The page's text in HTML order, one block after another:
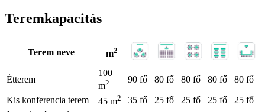
Teremkapacitás
Terem neve m2
Étterem
100
m2 90 fő 80 fő 80 fő 80 fő 80 fő
Kis konferencia terem 45 m2 35 fő 25 fő 25 fő 25 fő
25 fő